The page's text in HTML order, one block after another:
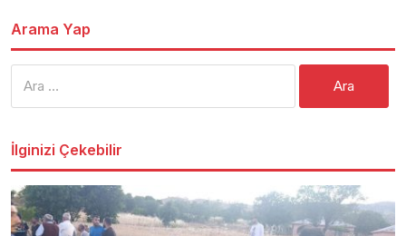
Arama Yap
İlginizi Çekebilir